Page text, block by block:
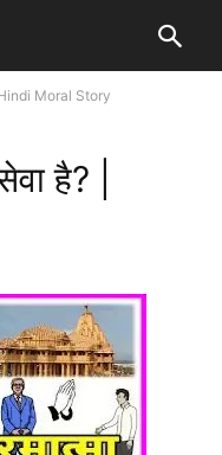
Hindi Moral Story
है? |